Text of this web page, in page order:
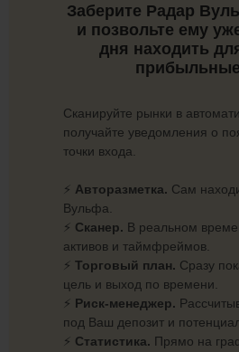
Заберите Радар
и позвольте ему
дня находить
Сканируйте рынки в
получайте уведомления о
точки входа.
⚡️ Авторазметка. Сам
Вульфа.
⚡️ Сканер. В реальном
активов и таймфреймов.
⚡️ Торговый план. Сразу
цель и выход по времени.
⚡️ Риск-менеджер.
под Ваш депозит и
⚡️ Статистика. Прямо на